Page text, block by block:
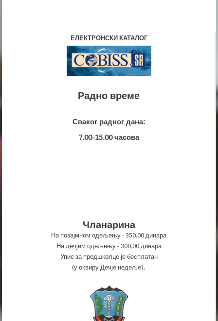
ЕЛЕКТРОНСКИ КАТАЛОГ
Радно време
Сваког радног дана:
7.00-15.00 часова
Чланарина
На позајмном одељењу - 350,00 динара
На дечјем одељењу - 300,00 динара
Упис за предшколце је бесплатан
(у оквиру Дечје недеље).